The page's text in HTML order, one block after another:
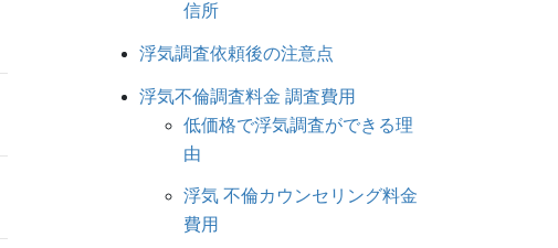
信所
浮気調査依頼後の注意点
浮気不倫調査料金 調査費用
低価格で浮気調査ができる理
由
浮気 不倫カウンセリング料金
費用